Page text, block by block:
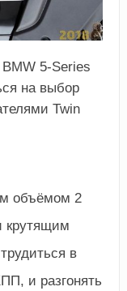
5-Series
на выбор
Twin
объёмом 2
крутящим
в
и разгонять